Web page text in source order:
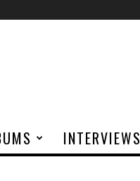
INTERVIEWS